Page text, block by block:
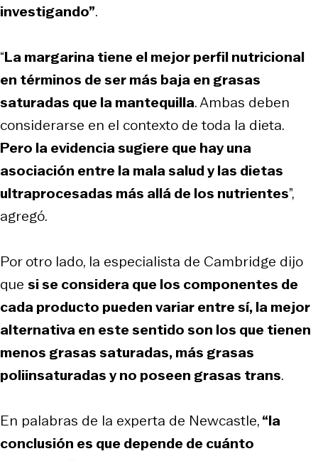
investigando”.
“La margarina tiene el mejor perfil nutricional
en términos de ser más baja en grasas
saturadas que la mantequilla. Ambas deben
considerarse en el contexto de toda la dieta.
Pero la evidencia sugiere que hay una
asociación entre la mala salud y las dietas
ultraprocesadas más allá de los nutrientes”,
agregó.
Por otro lado, la especialista de Cambridge dijo
que si se considera que los componentes de
cada producto pueden variar entre sí, la mejor
alternativa en este sentido son los que tienen
menos grasas saturadas, más grasas
poliinsaturadas y no poseen grasas trans.
En palabras de la experta de Newcastle,“la
conclusión es que depende de cuánto